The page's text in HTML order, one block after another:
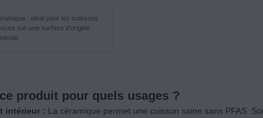
: idéal pour les cuissons
sur une surface d'origine
produit pour quels usages ?
intérieur : La céramique permet une cuisson saine sans PFAS.